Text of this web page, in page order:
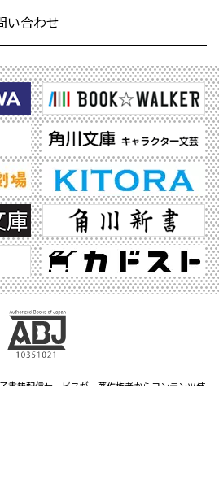
い合わせ
書籍配信サービスが、著作権者からコンテンツ使